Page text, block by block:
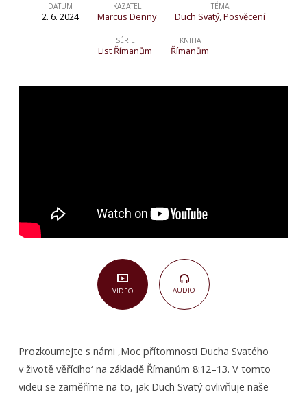
Moc
přítomnosti
svatého
DATUM
2. 6. 2024
KAZATEL
Marcus Denny
TÉMA
Duch Svatý,Posvěcení
SÉRIE
List Římanům
KNIHA
Římanům
VIDEO AUDIO
Prozkoumejte s námi ‚Moc přítomnosti Ducha Svatého
v životě věřícího‘ na základě Římanům 8:12–13. V tomto
videu se zaměříme na to, jak Duch Svatý ovlivňuje naše